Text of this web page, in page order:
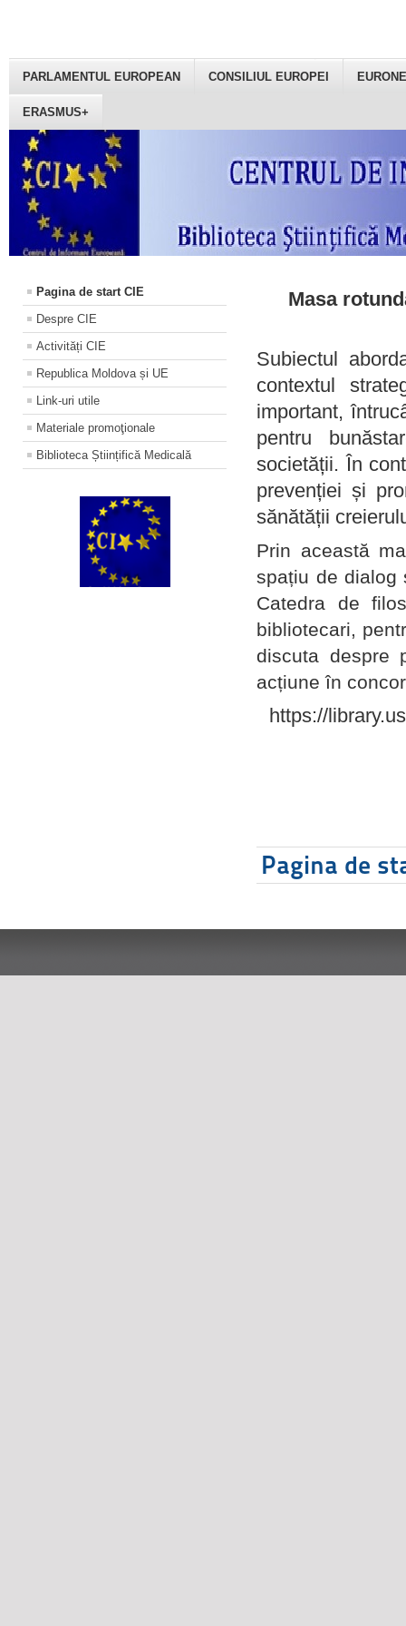
PARLAMENTUL EUROPEAN CONSILIUL EUROPEI
ERASMUS+
Pagina de start CIE
Despre CIE
Activități CIE
Republica Moldova și UE
Link-uri utile
Materiale promoţionale
Biblioteca Științifică Medicală
Masa
Subiectul
contextul
important,
pentru
societății. În
prevenției și
sănătății
Prin această
spațiu de dialog
Catedra de
bibliotecari,
discuta despre
acțiune în
https://
Pagina de